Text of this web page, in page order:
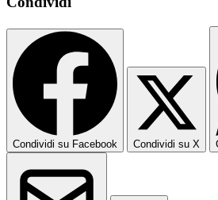
Condividi su Facebook Condividi su X